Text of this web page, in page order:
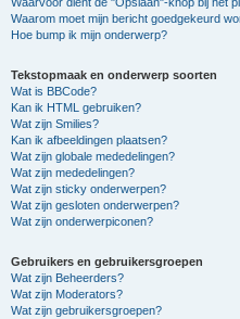
Waarom moet mijn bericht goedgekeurd
Hoe bump ik mijn onderwerp?
Tekstopmaak en onderwerp soorten
Wat is BBCode?
Kan ik HTML gebruiken?
Wat zijn Smilies?
Kan ik afbeeldingen plaatsen?
Wat zijn globale mededelingen?
Wat zijn mededelingen?
Wat zijn sticky onderwerpen?
Wat zijn gesloten onderwerpen?
Wat zijn onderwerpiconen?
Gebruikers en gebruikersgroepen
Wat zijn Beheerders?
Wat zijn Moderators?
Wat zijn gebruikersgroepen?